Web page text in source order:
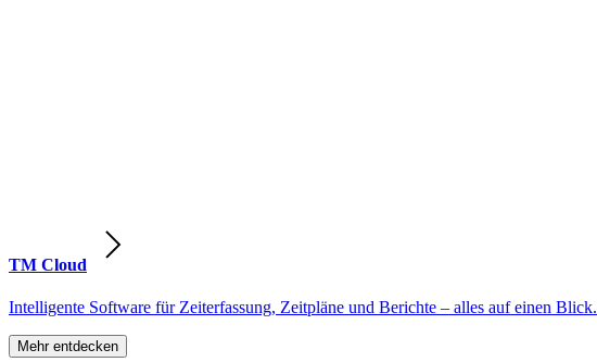
TM Cloud
Intelligente Software für Zeiterfassung, Zeitpläne und Berichte – alles auf einen Blick.
Mehr entdecken